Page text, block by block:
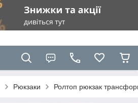
Рюкзаки Ролтоп рюкзак